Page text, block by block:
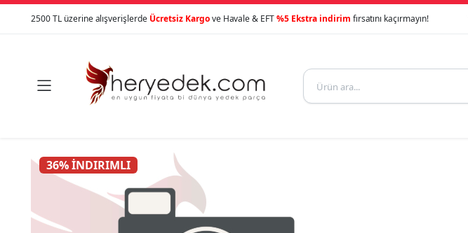
2500 TL üzerine alışverişlerde Ücretsiz Kargove Havale & EFT%5 Ekstra indirim fırsatını kaçırmayın!

36% İNDIRIMLI